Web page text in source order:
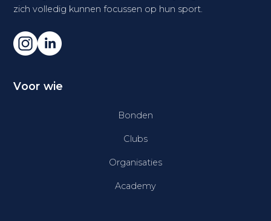
zich volledig kunnen focussen op hun sport.
Voor wie
Bonden
Clubs
Organisaties
Academy